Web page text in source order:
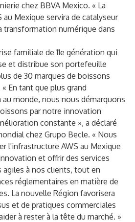
chez BBVA Mexico. « La
au Mexique servira de catalyseur
transformation numérique dans
familiale de 11e génération qui
et distribue son portefeuille
de 30 marques de boissons
En tant que plus grand
monde, nous nous démarquons
par notre innovation
constante », a déclaré
chez Grupo Becle. « Nous
l'infrastructure AWS au Mexique
et offrir des services
agiles à nos clients, tout en
réglementaires en matière de
La nouvelle Région favorisera
et de pratiques commerciales
à rester à la tête du marché. »